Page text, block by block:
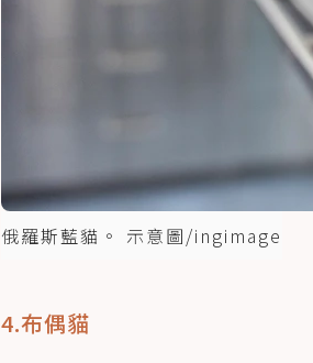
俄羅斯藍貓。 示意圖/ingimage
4.布偶貓